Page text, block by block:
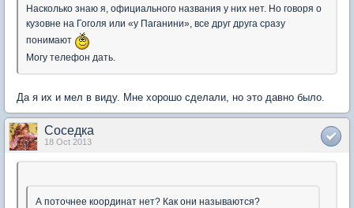
Насколько знаю я, официального названия у них нет. Но говоря о
кузовне на Гоголя или «у Паганини», все друг друга сразу
понимают
Могу телефон дать.
Да я их и мел в виду. Мне хорошо сделали, но это давно было.
Соседка
18 Oct 2013
А поточнее координат нет? Как они называются?